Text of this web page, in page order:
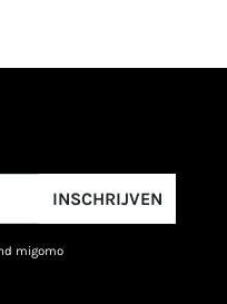
INSCHRIJVEN
migomo